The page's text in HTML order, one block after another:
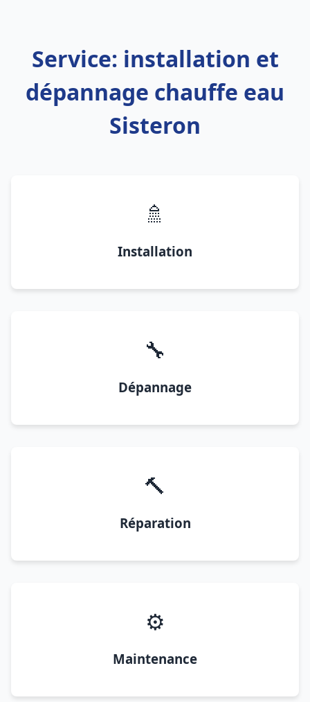
Service: installation et
dépannage chauffe eau
Sisteron
🚿
Installation
🔧
Dépannage
🔨
Réparation
⚙️
Maintenance